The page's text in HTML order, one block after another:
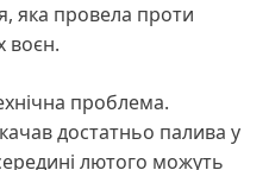
яка провела проти
воєн.
проблема.
достатньо палива у
лютого можуть